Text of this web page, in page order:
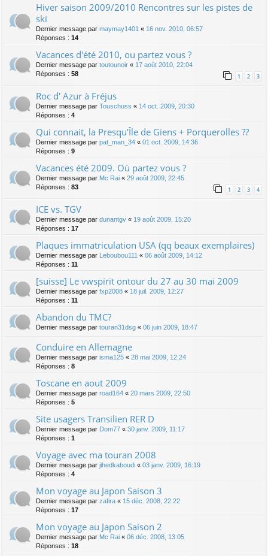
Hiver saison 2009/2010 Rencontres sur les pistes de
ski
Dernier message par maymay1401 « 16 nov. 2010, 06:57
Réponses : 14
Vacances d'été 2010, ou partez vous ?
Dernier message par toutounoir « 17 août 2010, 22:04
Réponses : 58 1 2 3
Roc d' Azur à Fréjus
Dernier message par Touschuss « 14 oct. 2009, 20:30
Réponses : 4
Qui connait, la Presqu'Île de Giens + Porquerolles ??
Dernier message par pat_man_34 « 01 oct. 2009, 14:36
Réponses : 9
Vacances été 2009. Où partez vous ?
Dernier message par Mc Rai « 29 août 2009, 22:45
Réponses : 83 1 2 3 4
ICE vs. TGV
Dernier message par dunantgv « 19 août 2009, 15:20
Réponses : 17
Plaques immatriculation USA (qq beaux exemplaires)
Dernier message par Leboubou111 « 06 août 2009, 14:12
Réponses : 11
[suisse] Le vwspirit ontour du 27 au 30 mai 2009
Dernier message par fxp2008 « 18 juil. 2009, 12:27
Réponses : 11
Abandon du TMC?
Dernier message par touran31dsg « 06 juin 2009, 18:47
Conduire en Allemagne
Dernier message par isma125 « 28 mai 2009, 12:24
Réponses : 8
Toscane en aout 2009
Dernier message par road164 « 20 mars 2009, 22:50
Réponses : 5
Site usagers Transilien RER D
Dernier message par Dom77 « 30 janv. 2009, 11:17
Réponses : 1
Voyage avec ma touran 2008
Dernier message par jihedkaboudi « 03 janv. 2009, 16:19
Réponses : 4
Mon voyage au Japon Saison 3
Dernier message par zafira « 15 déc. 2008, 22:22
Réponses : 17
Mon voyage au Japon Saison 2
Dernier message par Mc Rai « 06 déc. 2008, 13:05
Réponses : 18